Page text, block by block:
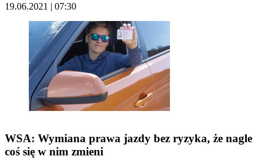
19.06.2021 | 07:30
WSA: Wymiana prawa jazdy bez ryzyka, że nagle
coś się w nim zmieni